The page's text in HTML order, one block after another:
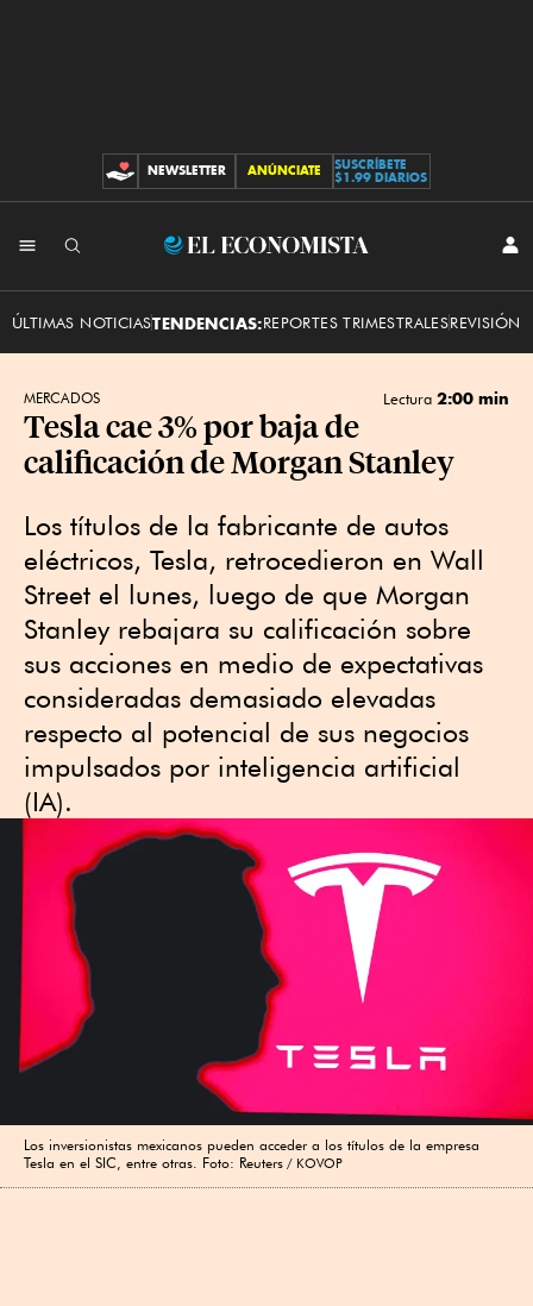
CONTRIBUCIONES
NEWSLETTER ANÚNCIATE
SUSCRÍBETE
$1.99 DIARIOS
El
ÚLTIMAS NOTICIASTENDENCIAS:REPORTES TRIMESTRALESREVISIÓN
MERCADOS Lectura 2:00 min
Tesla cae 3% por baja de
calificación de Morgan Stanley
Los títulos de la fabricante de autos
eléctricos, Tesla, retrocedieron en Wall
Street el lunes, luego de que Morgan
Stanley rebajara su calificación sobre
sus acciones en medio de expectativas
consideradas demasiado elevadas
respecto al potencial de sus negocios
impulsados por inteligencia artificial
(IA).
Los inversionistas mexicanos pueden acceder a los títulos de la empresa
Tesla en el SIC, entre otras. Foto: Reuters
KOVOP